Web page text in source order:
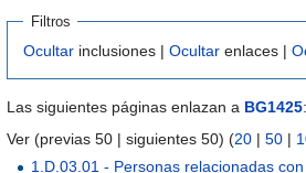
Filtros
Ocultar inclusiones | Ocultar enlaces |
Las siguientes páginas enlazan a BG1425:
Ver (previas 50 | siguientes 50) (20 | 50 |
1.D.03.01 - Personas relacionadas